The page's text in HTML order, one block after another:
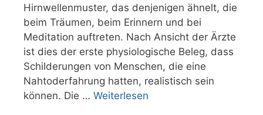
Hirnwellenmuster, das denjenigen ähnelt, die
beim Träumen, beim Erinnern und bei
Meditation auftreten. Nach Ansicht der Ärzte
ist dies der erste physiologische Beleg, dass
Schilderungen von Menschen, die eine
Nahtoderfahrung hatten, realistisch sein
können. Die … Weiterlesen